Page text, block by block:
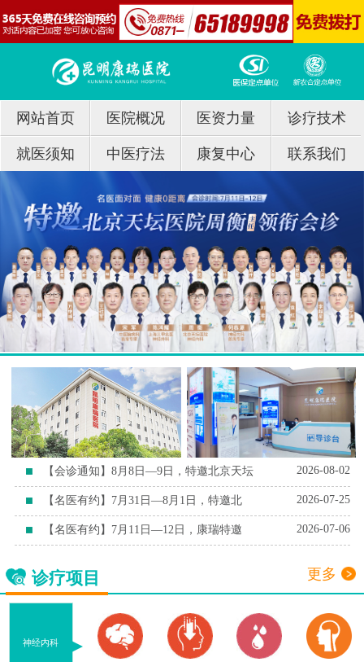
网站首页 医院概况 医资力量 诊疗技术
就医须知 中医疗法 康复中心 联系我们
【会诊通知】8月8日—9日，特邀北京天坛 2026-08-02
【名医有约】7月31日—8月1日，特邀北 2026-07-25
【名医有约】7月11日—12日，康瑞特邀 2026-07-06
诊疗项目 更多
神经内科